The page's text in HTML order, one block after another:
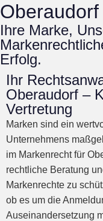
Oberaudorf
Ihre Marke,
Erfolg.
Ihr
Oberaudorf –
Vertretung
Marken sind ein
Unternehmens
im Markenrecht für
rechtliche Beratung
Markenrechte zu
ob es um die
Auseinandersetzung